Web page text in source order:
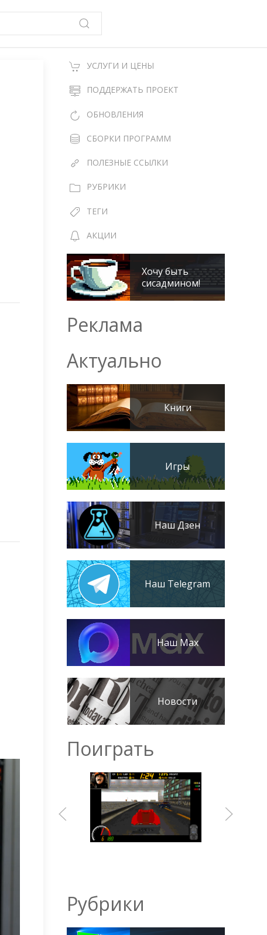
УСЛУГИ И ЦЕНЫ
ПОДДЕРЖАТЬ ПРОЕКТ
ОБНОВЛЕНИЯ
СБОРКИ ПРОГРАММ
ПОЛЕЗНЫЕ ССЫЛКИ
РУБРИКИ
ТЕГИ
АКЦИИ
Хочу быть
сисадмином!
Реклама
Актуально
Книги
Игры
Наш Дзен
Наш Telegram
Наш Max
Новости
Поиграть
Рубрики